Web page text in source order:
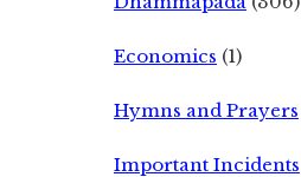
Economics (1)
Hymns and Prayers
Important Incidents